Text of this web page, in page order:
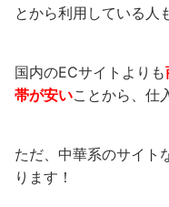
とから利用している人
国内のECサイトよりも
帯が安いことから、仕
ただ、中華系のサイト
ります！